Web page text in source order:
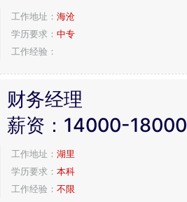
工作地址： 海沧
学历要求： 中专
工作经验：
财务经理
薪资： 14000-18000
工作地址： 湖里
学历要求： 本科
工作经验： 不限